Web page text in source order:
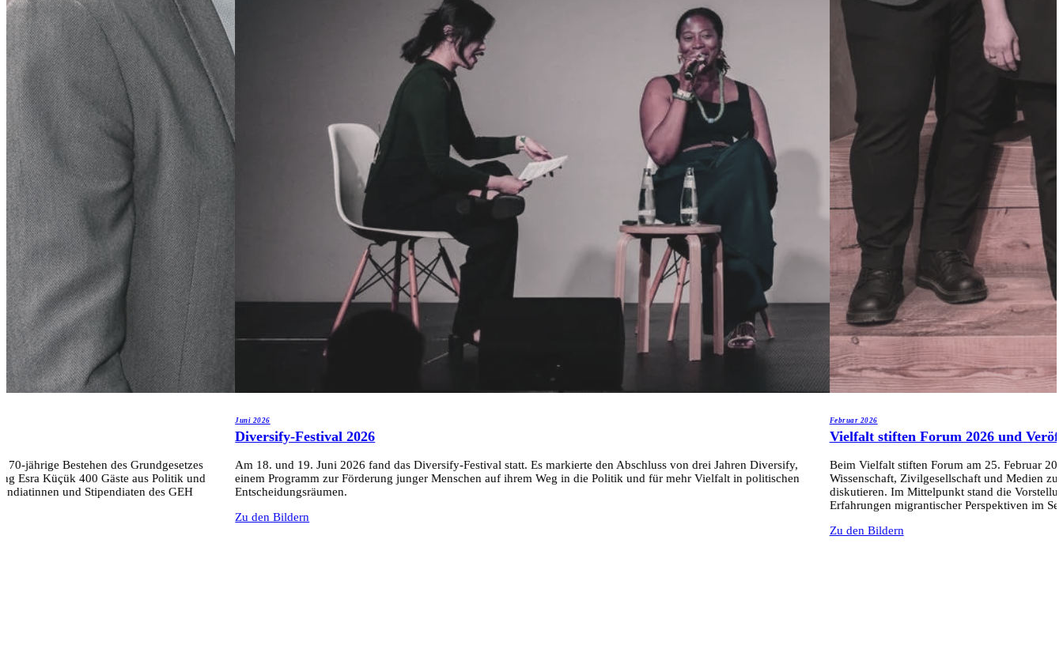
jährige Bestehen des Grundgesetzes
Esra Küçük 400 Gäste aus Politik und
und Stipendiaten des GEH
Juni 2026
Diversify-Festival 2026
Am 18. und 19. Juni 2026 fand das Diversify-Festival statt. Es markierte den Abschluss von drei Jahren Diversify,
einem Programm zur Förderung junger Menschen auf ihrem Weg in die Politik und für mehr Vielfalt in politischen
Entscheidungsräumen.
Zu den Bildern
Februar 2026
Vielfalt stiften Forum 2026 und
Beim Vielfalt stiften Forum am 25. Februar
Wissenschaft, Zivilgesellschaft und Medien
diskutieren. Im Mittelpunkt stand die
Erfahrungen migrantischer Perspektiven im
Zu den Bildern